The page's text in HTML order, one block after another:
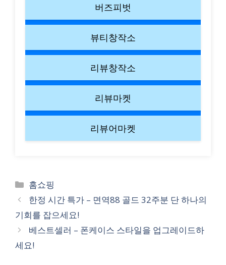
버즈피벗
뷰티창작소
리뷰창작소
리뷰마켓
리뷰어마켓
Categories
홈쇼핑
한정 시간 특가 – 면역88 골드 32주분 단 하나의
기회를 잡으세요!
베스트셀러 – 폰케이스 스타일을 업그레이드하
세요!